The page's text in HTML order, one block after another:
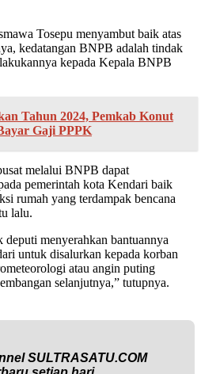
Tosepu menyambut baik atas
kedatangan BNPB adalah tindak
kepada Kepala BNPB
Tahun 2024, Pemkab Konut
Gaji PPPK
melalui BNPB dapat
pemerintah kota Kendari baik
rumah yang terdampak bencana
lalu.
menyerahkan bantuannya
untuk disalurkan kepada korban
atau angin puting
selanjutnya,” tutupnya.
SULTRASATU.COM